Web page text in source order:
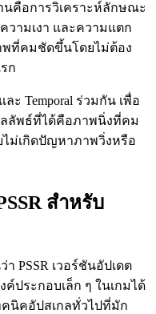
นคือการวิเคราะห์ลักษณะ
วามเงา และความแตก
พที่คมชัดขึ้นโดยไม่ต้อง
ก
ะ Temporal ร่วมกัน เพื่อ
ลัพธ์ที่ได้คือภาพนิ่งที่คม
ม่เกิดปัญหาภาพวิ่งหรือ
สำหรับ
PSSR เวอร์ชันอัปเดต
ประกอบเล็ก ๆ ในเกมได้
คนิคอัปสเกลทั่วไปที่มัก